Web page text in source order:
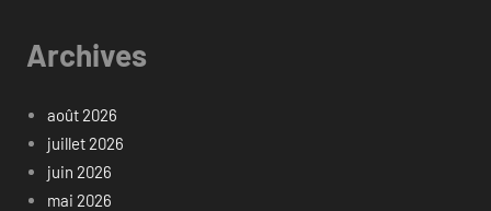
Archives
août 2026
juillet 2026
juin 2026
mai 2026